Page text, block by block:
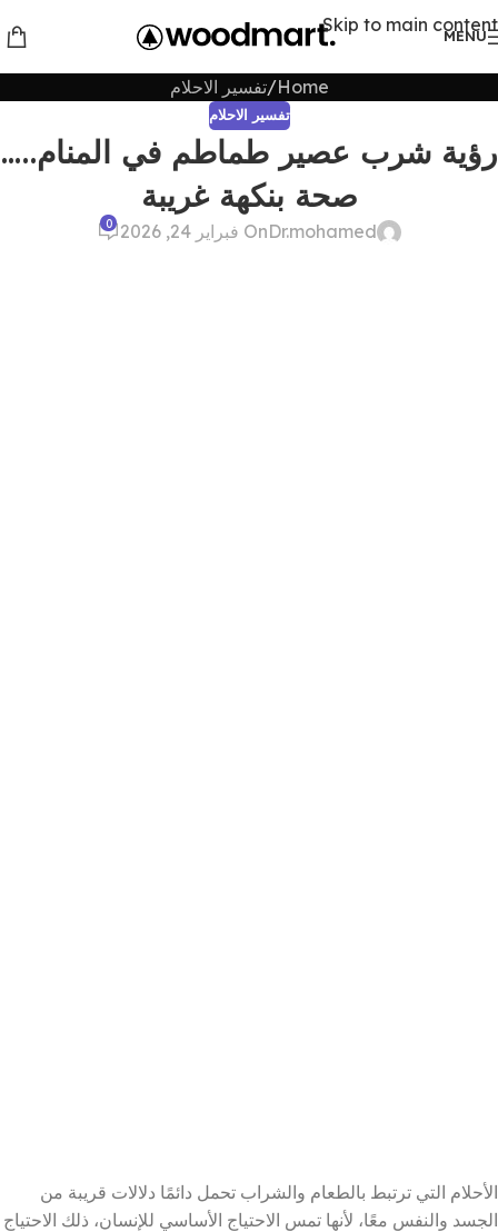
Skip to main content
MENU
Home تفسير الاحلام
تفسير الاحلام
رؤية شرب عصير طماطم في المنام…..
صحة بنكهة غريبة
Dr.mohamedOn فبراير 24, 2026 0
الأحلام التي ترتبط بالطعام والشراب تحمل دائمًا دلالات قريبة من
الجسد والنفس معًا، لأنها تمس الاحتياج الأساسي للإنسان، ذلك الاحتياج